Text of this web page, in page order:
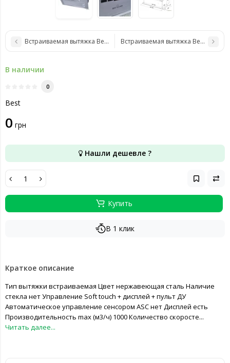
Встраиваемая вытяжка Best Chef Smart box 1000 inox 53
Встраиваемая вытяжка Best Chef
В наличии
0
Best
0 грн
Нашли дешевле ?
Купить
В 1 клик
Краткое описание
Тип вытяжки встраиваемая Цвет нержавеющая сталь Наличие
стекла нет Управление Soft touch + дисплей + пульт ДУ
Автоматическое управление сенсором ASC нет Дисплей есть
Производительность max (м3/ч) 1000 Количество скоросте...
Читать далее...